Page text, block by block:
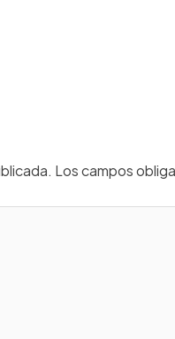
Los campos